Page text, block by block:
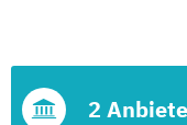
2